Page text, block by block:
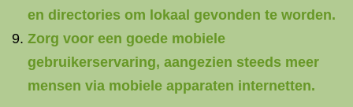
en directories om lokaal gevonden te worden.
Zorg voor een goede mobiele
gebruikerservaring, aangezien steeds meer
mensen via mobiele apparaten internetten.